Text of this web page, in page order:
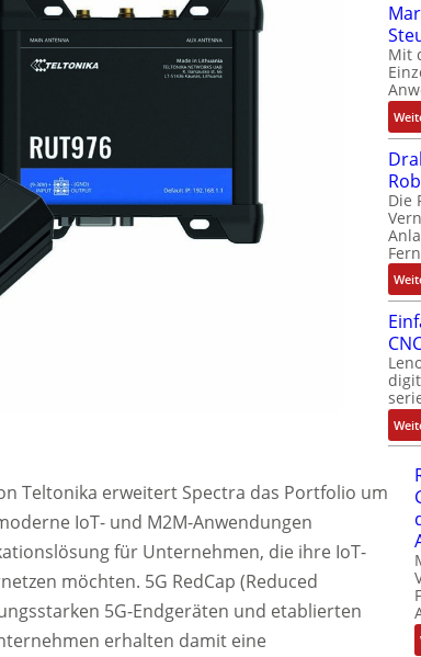
Teltonika erweitert Spectra das Portfolio um
IoT- und M2M-Anwendungen
für Unternehmen, die ihre IoT-
möchten. 5G RedCap (Reduced
5G-Endgeräten und etablierten
erhalten damit eine
Mit
Die